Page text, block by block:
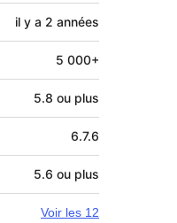
il y a 2 années
5 000+
5.8 ou plus
6.7.6
5.6 ou plus
Voir les 12